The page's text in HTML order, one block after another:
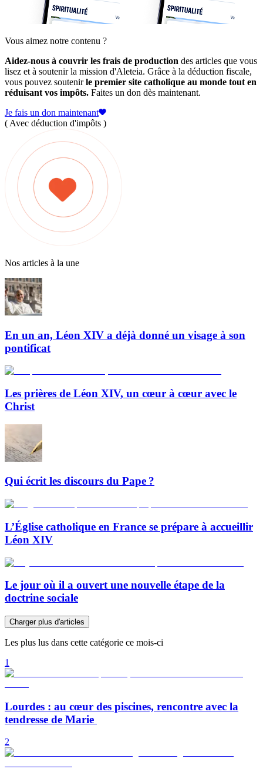
Vous aimez notre contenu ?
Aidez-nous à couvrir les frais de production des articles que vous
lisez et à soutenir la mission d'Aleteia. Grâce à la déduction fiscale,
vous pouvez soutenirle premier site catholique au monde tout en
réduisant vos impôts. Faites un don dès maintenant.
Je fais un don maintenant
( Avec déduction d'impôts )
Nos articles à la une
En un an, Léon XIV a déjà donné un visage à son
pontificat
Les prières de Léon XIV, un cœur à cœur avec le
Christ
Qui écrit les discours du Pape ?
L’Église catholique en France se prépare à accueillir
Léon XIV
Le jour où il a ouvert une nouvelle étape de la
doctrine sociale
Charger plus d'articles
Les plus lus dans cette catégorie ce mois-ci
1
Lourdes : au cœur des piscines, rencontre avec la
tendresse de Marie
2